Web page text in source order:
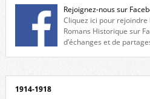
Rejoignez-nous sur
Cliquez ici pour
Romans Historique sur
d’échanges et de
1914-1918